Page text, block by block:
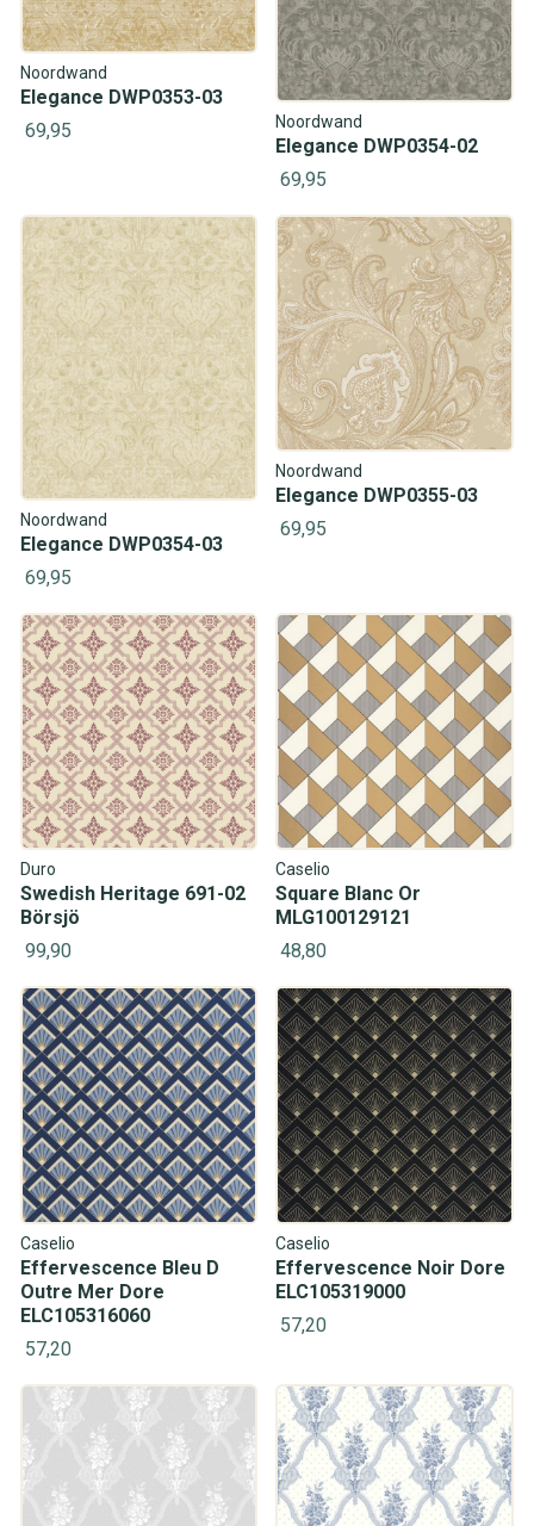
Noordwand
Elegance DWP0353-03
69,95
Noordwand
Elegance DWP0354-02
69,95
Noordwand
Elegance DWP0354-03
69,95
Noordwand
Elegance DWP0355-03
69,95
Duro
Swedish Heritage 691-02
Börsjö
99,90
Caselio
Square Blanc Or
MLG100129121
48,80
Caselio
Effervescence Bleu D
Outre Mer Dore
ELC105316060
57,20
Caselio
Effervescence Noir Dore
ELC105319000
57,20